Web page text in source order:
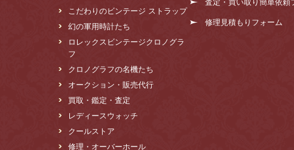
こだわりのビンテージ ストラップ
幻の軍用時計たち
ロレックスビンテージクロノグラ
フ
クロノグラフの名機たち
オークション・販売代行
買取・鑑定・査定
レディースウォッチ
クールストア
修理・オーバーホール
査定・買い取り簡単依頼
修理見積もりフォーム